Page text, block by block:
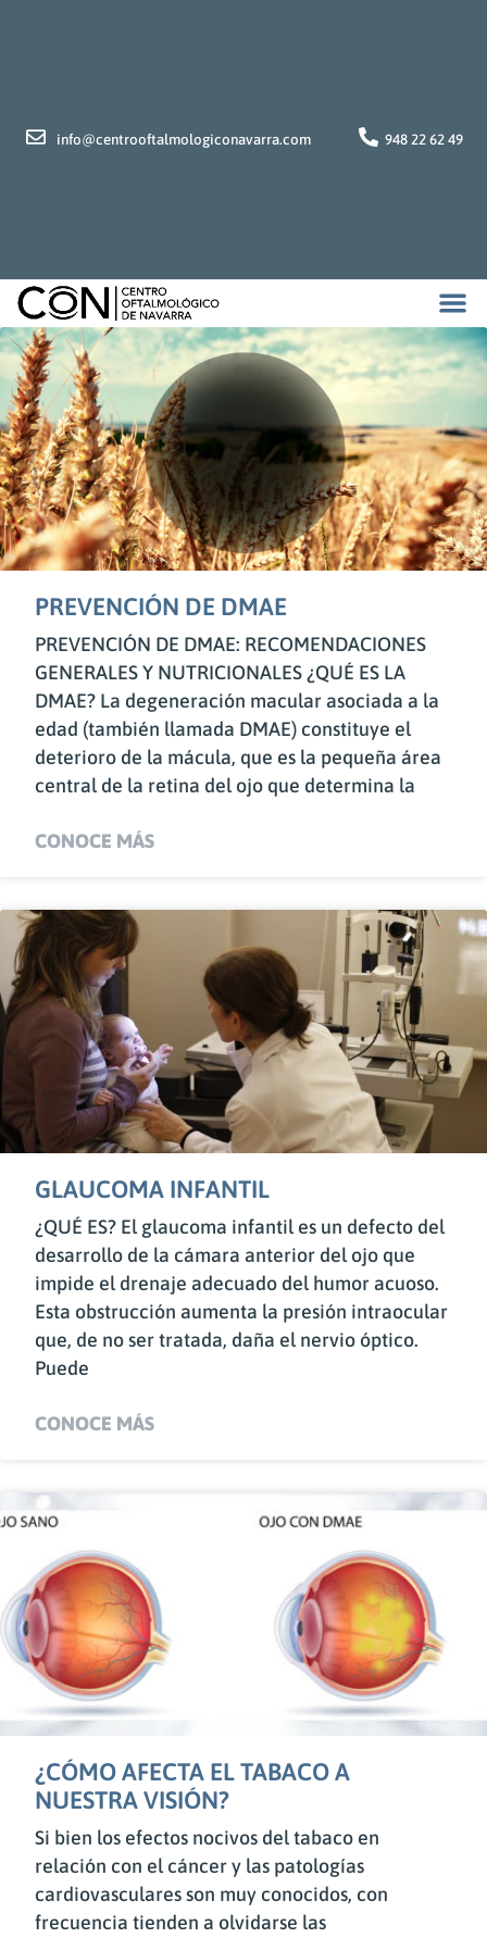
info@centrooftalmologiconavarra.com 948 22 62 49
PREVENCIÓN DE DMAE
PREVENCIÓN DE DMAE: RECOMENDACIONES
GENERALES Y NUTRICIONALES ¿QUÉ ES LA
DMAE? La degeneración macular asociada a la
edad (también llamada DMAE) constituye el
deterioro de la mácula, que es la pequeña área
central de la retina del ojo que determina la
CONOCE MÁS
GLAUCOMA INFANTIL
¿QUÉ ES? El glaucoma infantil es un defecto del
desarrollo de la cámara anterior del ojo que
impide el drenaje adecuado del humor acuoso.
Esta obstrucción aumenta la presión intraocular
que, de no ser tratada, daña el nervio óptico.
Puede
CONOCE MÁS
¿CÓMO AFECTA EL TABACO A
NUESTRA VISIÓN?
Si bien los efectos nocivos del tabaco en
relación con el cáncer y las patologías
cardiovasculares son muy conocidos, con
frecuencia tienden a olvidarse las